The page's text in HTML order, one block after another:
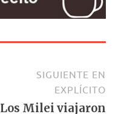
SIGUIENTE EN
EXPLÍCITO
Los Milei viajaron